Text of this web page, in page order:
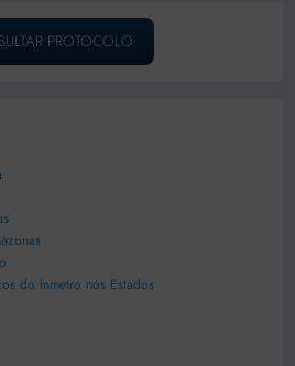
PROTOCOLO
do Inmetro nos Estados